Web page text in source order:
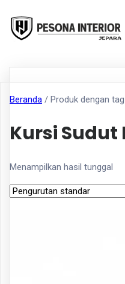
Beranda / Produk dengan
Kursi
Menampilkan hasil tunggal